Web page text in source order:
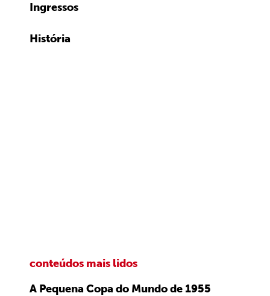
Ingressos
História
conteúdos mais lidos
A Pequena Copa do Mundo de 1955